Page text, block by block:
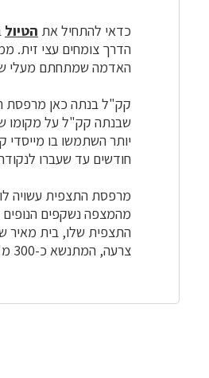
כדאי להתחיל את הטיול
הדרך צומחים עצי זית.
האדמה שמתחתם מעלי
קק"ל בנתה כאן מרפסת
שבנתה קק"ל על מקומו
יותר השתמשו בו
חודשים עד שעברו
מהמצפה נשקפים הנופים
התצפית שלו, בית מאיר
צרעה, המתנשא כ-300 מ' ממערב למצפה ושאליו מועדות פנינו.